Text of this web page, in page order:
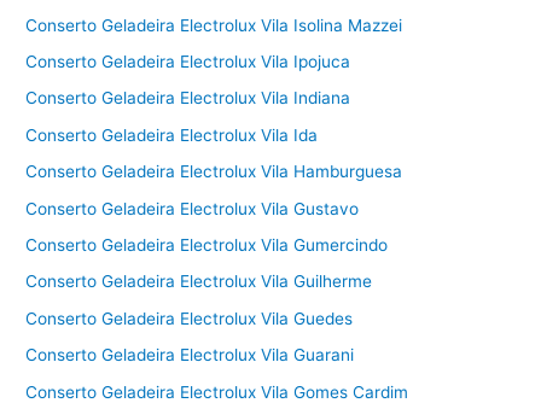
Conserto Geladeira Electrolux Vila Isolina Mazzei
Conserto Geladeira Electrolux Vila Ipojuca
Conserto Geladeira Electrolux Vila Indiana
Conserto Geladeira Electrolux Vila Ida
Conserto Geladeira Electrolux Vila Hamburguesa
Conserto Geladeira Electrolux Vila Gustavo
Conserto Geladeira Electrolux Vila Gumercindo
Conserto Geladeira Electrolux Vila Guilherme
Conserto Geladeira Electrolux Vila Guedes
Conserto Geladeira Electrolux Vila Guarani
Conserto Geladeira Electrolux Vila Gomes Cardim